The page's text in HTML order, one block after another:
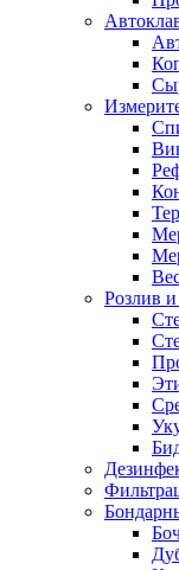
Розлив